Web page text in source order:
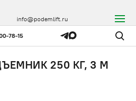
78-15
info@podemlift.ru
250 КГ, 3 М